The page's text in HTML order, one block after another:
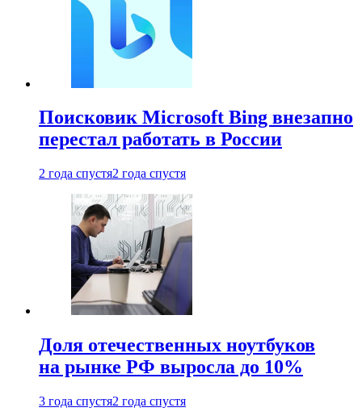
Поисковик Microsoft Bing внезапно
перестал работать в России
2 года спустя2 года спустя
Доля отечественных ноутбуков
на рынке РФ выросла до 10%
3 года спустя2 года спустя